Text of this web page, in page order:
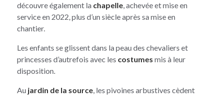
découvre également la chapelle, achevée et mise en
service en 2022, plus d’un siècle après sa mise en
chantier.
Les enfants se glissent dans la peau des chevaliers et
princesses d’autrefois avec les costumes mis à leur
disposition.
Au jardin de la source, les pivoines arbustives cèdent